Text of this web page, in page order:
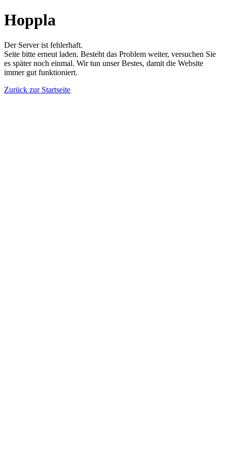
Hoppla
Der Server ist fehlerhaft.
Seite bitte erneut laden. Besteht das Problem weiter, versuchen Sie
es später noch einmal. Wir tun unser Bestes, damit die Website
immer gut funktioniert.
Zurück zur Startseite